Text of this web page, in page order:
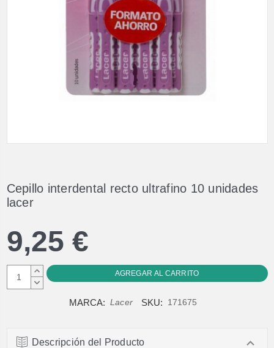
Cepillo interdental recto ultrafino 10 unidades
lacer
9,25 €
AUMENTAR
CANTIDAD:
DISMINUIR
MARCA: Lacer SKU: 171675
Descripción del Producto